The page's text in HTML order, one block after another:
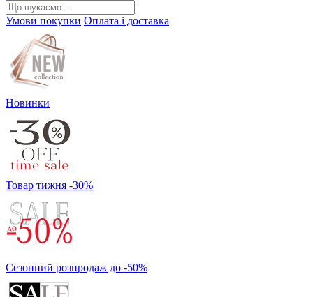
Умови покупки Оплата і доставка
Новинки
Товар тижня -30%
Сезонний розпродаж до -50%